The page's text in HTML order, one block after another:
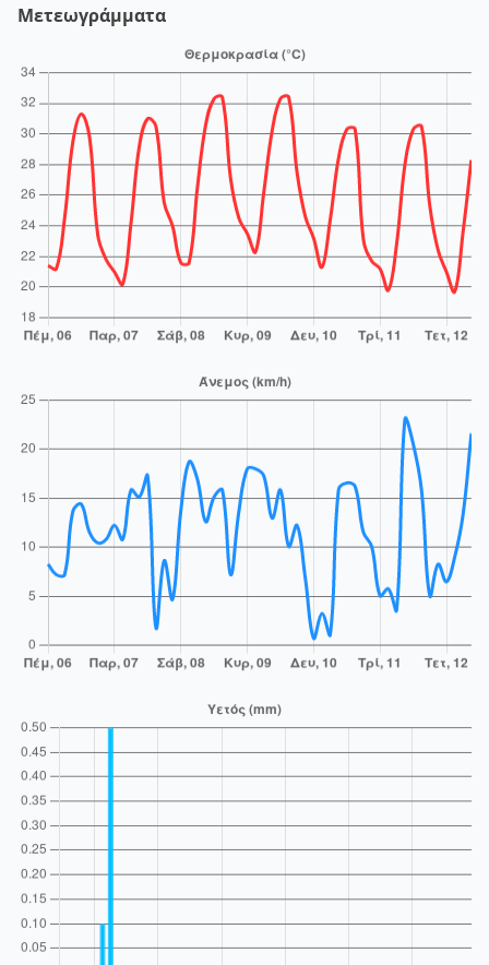
Μετεωγράμματα